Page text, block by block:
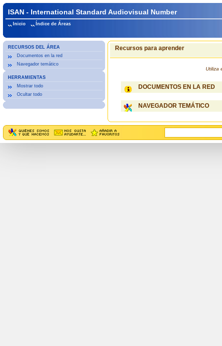
ISAN - International Standard Audiovisual Number
Inicio Índice de Áreas
RECURSOS DEL ÁREA
Documentos en la red
Navegador temático
HERRAMIENTAS
Mostrar todo
Ocultar todo
Recursos para aprender
Utiliza
DOCUMENTOS EN LA RED
NAVEGADOR TEMÁTICO